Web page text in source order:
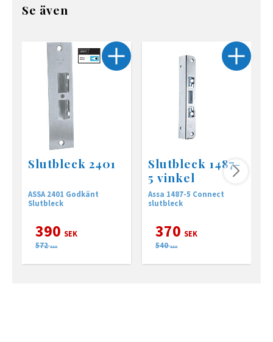
Se även
Slutbleck 2401
ASSA 2401 Godkänt
Slutbleck
390 SEK
572 SEK
Slutbleck 1487-
5 vinkel
Assa 1487-5 Connect
slutbleck
370 SEK
540 SEK